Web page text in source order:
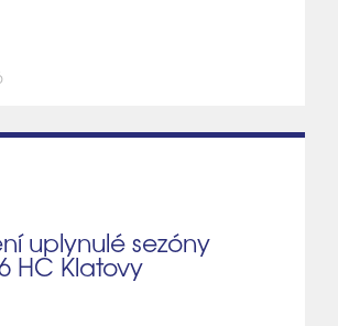
uplynulé sezóny
HC Klatovy